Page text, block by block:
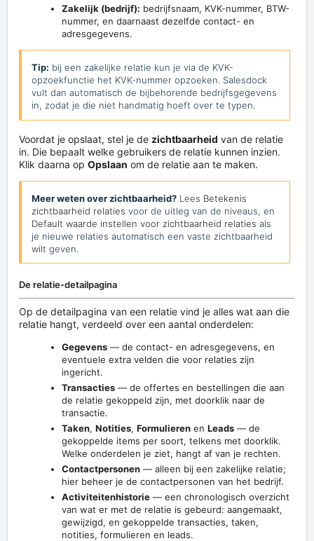
Zakelijk (bedrijf): bedrijfsnaam, KVK-nummer, BTW-
nummer, en daarnaast dezelfde contact- en
adresgegevens.
Tip: bij een zakelijke relatie kun je via de KVK-
opzoekfunctie het KVK-nummer opzoeken. Salesdock
vult dan automatisch de bijbehorende bedrijfsgegevens
in, zodat je die niet handmatig hoeft over te typen.
Voordat je opslaat, stel je de zichtbaarheid van de relatie
in. Die bepaalt welke gebruikers de relatie kunnen inzien.
Klik daarna op Opslaan om de relatie aan te maken.
Meer weten over zichtbaarheid? Lees Betekenis
zichtbaarheid relaties voor de uitleg van de niveaus, en
Default waarde instellen voor zichtbaarheid relaties als
je nieuwe relaties automatisch een vaste zichtbaarheid
wilt geven.
De relatie-detailpagina
Op de detailpagina van een relatie vind je alles wat aan die
relatie hangt, verdeeld over een aantal onderdelen:
Gegevens — de contact- en adresgegevens, en
eventuele extra velden die voor relaties zijn
ingericht.
Transacties — de offertes en bestellingen die aan
de relatie gekoppeld zijn, met doorklik naar de
transactie.
Taken, Notities, Formulieren en Leads — de
gekoppelde items per soort, telkens met doorklik.
Welke onderdelen je ziet, hangt af van je rechten.
Contactpersonen — alleen bij een zakelijke relatie;
hier beheer je de contactpersonen van het bedrijf.
Activiteitenhistorie — een chronologisch overzicht
van wat er met de relatie is gebeurd: aangemaakt,
gewijzigd, en gekoppelde transacties, taken,
notities, formulieren en leads.